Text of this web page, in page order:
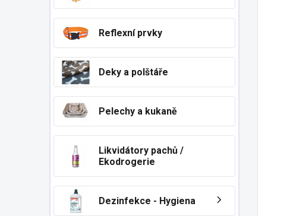
Reflexní prvky
Deky a polštáře
Pelechy a kukaně
Likvidátory pachů /
Ekodrogerie
Dezinfekce - Hygiena